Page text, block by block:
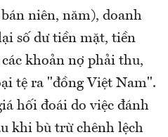
niên, năm), doanh
số dư tiền mặt, tiền
khoản nợ phải thu,
tệ ra "đồng Việt Nam".
hối đoái do việc đánh
khi bù trừ chênh lệch